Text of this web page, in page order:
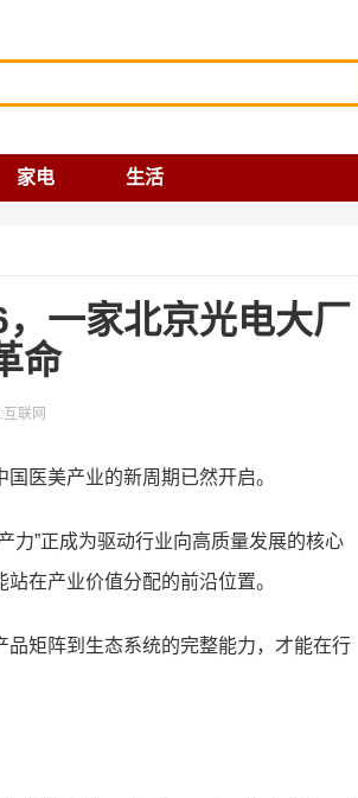
家电 生活
一家北京光电大厂
命
互联网
医美产业的新周期已然开启。
力”正成为驱动行业向高质量发展的核心
在产业价值分配的前沿位置。
矩阵到生态系统的完整能力，才能在行